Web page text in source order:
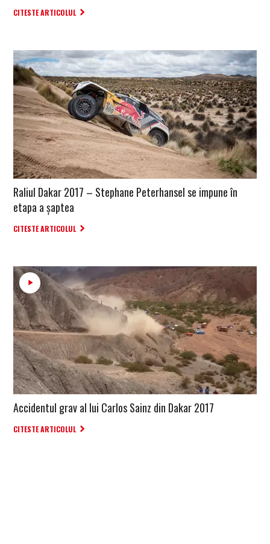
CITESTE ARTICOLUL
Raliul Dakar 2017 – Stephane Peterhansel se impune în
etapa a șaptea
CITESTE ARTICOLUL
Accidentul grav al lui Carlos Sainz din Dakar 2017
CITESTE ARTICOLUL